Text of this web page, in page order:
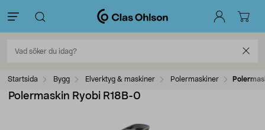
Startsida Bygg Elverktyg & maskiner Polermaskiner
Polermaskin Ryobi R18B-0